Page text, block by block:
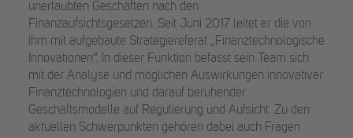
unerlaubten Geschäften nach den
Finanzaufsichtsgesetzen. Seit Juni 2017 leitet er die von
ihm mit aufgebaute Strategiereferat „Finanztechnologische
Innovationen“. In dieser Funktion befasst sein Team sich
mit der Analyse und möglichen Auswirkungen innovativer
Finanztechnologien und darauf beruhender
Geschäftsmodelle auf Regulierung und Aufsicht. Zu den
aktuellen Schwerpunkten gehören dabei auch Fragen